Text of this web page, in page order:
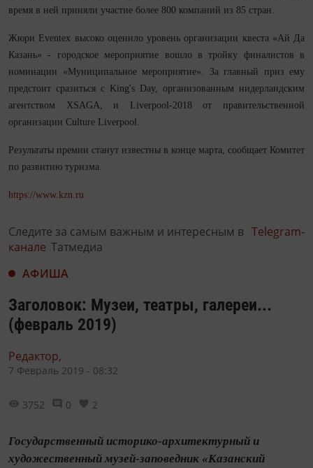
время в ней приняли участие более 800 компаний из 85 стран.
Жюри Eventex высоко оценило уровень организации квеста «Ай Да
Казань» - городское мероприятие вошло в тройку финалистов в
номинации «Муниципальное мероприятие». За главный приз ему
предстоит сразиться с King's Day, организованным нидерландским
агентством XSAGA, и Liverpool-2018 от правительственной
организации Culture Liverpool.
Результаты премии станут известны в конце марта, сообщает Комитет
по развитию туризма.
https://www.kzn.ru
Следите за самым важным и интересным в Telegram-
канале Татмедиа
АФИША
Заголовок: Музеи, театры, галереи...
(февраль 2019)
Редактор,
7 Февраль 2019 - 08:32
3752 0 2
Государственный историко-архитектурный и
художественный музей-заповедник «Казанский